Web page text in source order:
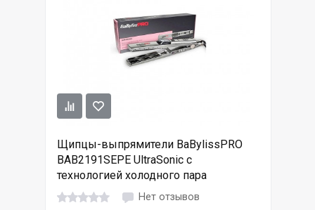
Щипцы-выпрямители BaBylissPRO
BAB2191SEPE UltraSonic с
технологией холодного пара
Нет отзывов